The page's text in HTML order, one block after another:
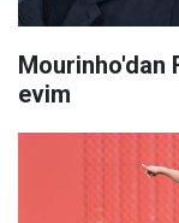
Mourinho'dan
evim